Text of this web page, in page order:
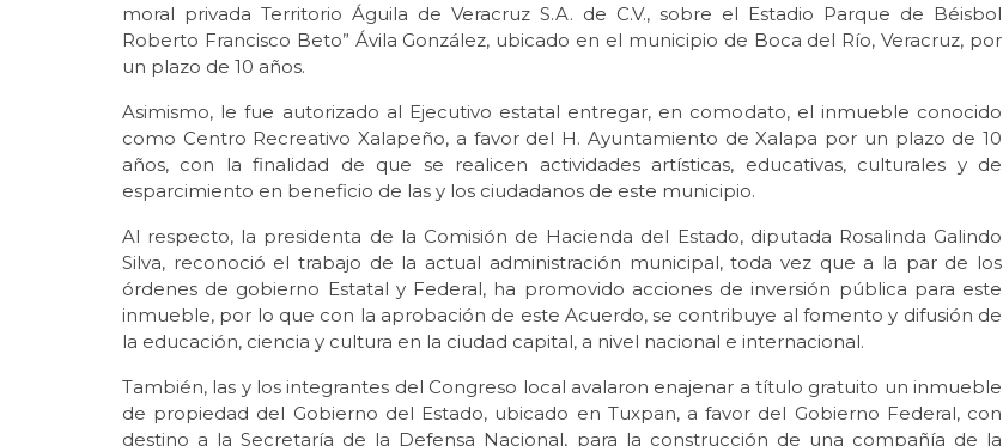
moral privada Territorio Águila de Veracruz S.A. de C.V., sobre el Estadio Parque de Béisbol
Roberto Francisco Beto” Ávila González, ubicado en el municipio de Boca del Río, Veracruz, por
un plazo de 10 años.
Asimismo, le fue autorizado al Ejecutivo estatal entregar, en comodato, el inmueble conocido
como Centro Recreativo Xalapeño, a favor del H. Ayuntamiento de Xalapa por un plazo de 10
años, con la finalidad de que se realicen actividades artísticas, educativas, culturales y de
esparcimiento en beneficio de las y los ciudadanos de este municipio.
Al respecto, la presidenta de la Comisión de Hacienda del Estado, diputada Rosalinda Galindo
Silva, reconoció el trabajo de la actual administración municipal, toda vez que a la par de los
órdenes de gobierno Estatal y Federal, ha promovido acciones de inversión pública para este
inmueble, por lo que con la aprobación de este Acuerdo, se contribuye al fomento y difusión de
la educación, ciencia y cultura en la ciudad capital, a nivel nacional e internacional.
También, las y los integrantes del Congreso local avalaron enajenar a título gratuito un inmueble
de propiedad del Gobierno del Estado, ubicado en Tuxpan, a favor del Gobierno Federal, con
destino a la Secretaría de la Defensa Nacional, para la construcción de una compañía de la